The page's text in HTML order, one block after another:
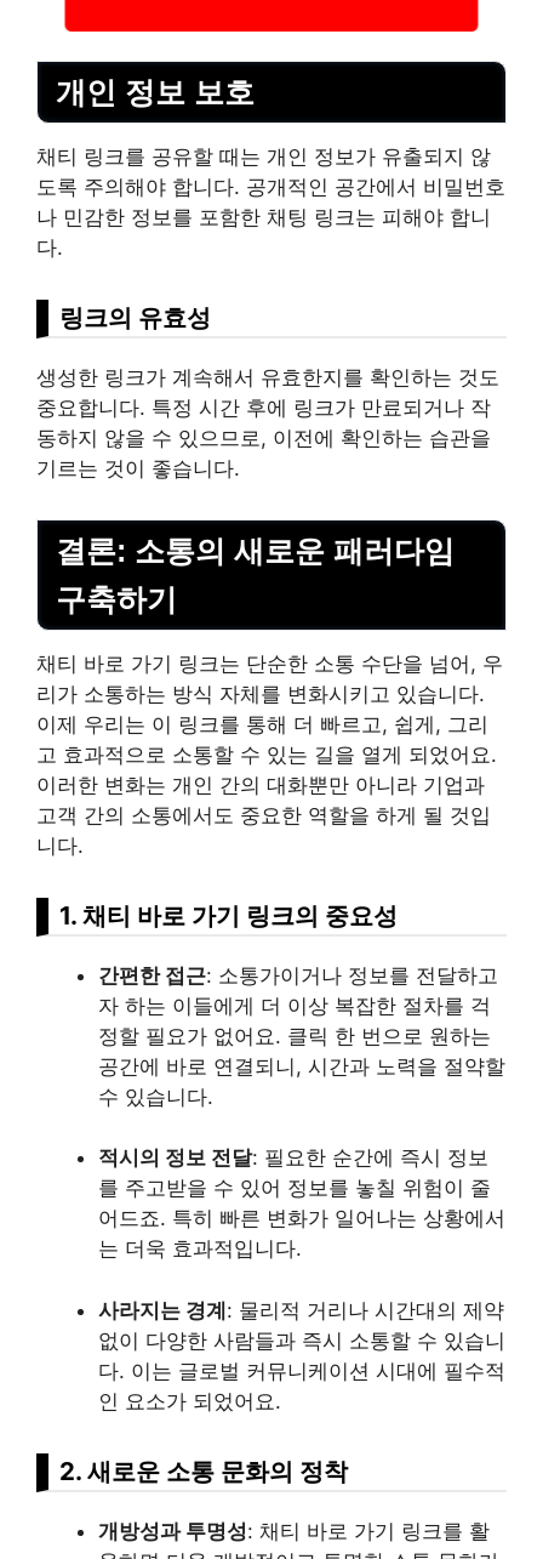
개인 정보 보호
채티 링크를 공유할 때는 개인 정보가 유출되지 않
도록 주의해야 합니다. 공개적인 공간에서 비밀번호
나 민감한 정보를 포함한 채팅 링크는 피해야 합니
다.
링크의 유효성
생성한 링크가 계속해서 유효한지를 확인하는 것도
중요합니다. 특정 시간 후에 링크가 만료되거나 작
동하지 않을 수 있으므로, 이전에 확인하는 습관을
기르는 것이 좋습니다.
결론: 소통의 새로운 패러다임
구축하기
채티 바로 가기 링크는 단순한 소통 수단을 넘어, 우
리가 소통하는 방식 자체를 변화시키고 있습니다.
이제 우리는 이 링크를 통해 더 빠르고, 쉽게, 그리
고 효과적으로 소통할 수 있는 길을 열게 되었어요.
이러한 변화는 개인 간의 대화뿐만 아니라 기업과
고객 간의 소통에서도 중요한 역할을 하게 될 것입
니다.
1. 채티 바로 가기 링크의 중요성
간편한 접근: 소통가이거나 정보를 전달하고
자 하는 이들에게 더 이상 복잡한 절차를 걱
정할 필요가 없어요. 클릭 한 번으로 원하는
공간에 바로 연결되니, 시간과 노력을 절약할
수 있습니다.
적시의 정보 전달: 필요한 순간에 즉시 정보
를 주고받을 수 있어 정보를 놓칠 위험이 줄
어드죠. 특히 빠른 변화가 일어나는 상황에서
는 더욱 효과적입니다.
사라지는 경계: 물리적 거리나 시간대의 제약
없이 다양한 사람들과 즉시 소통할 수 있습니
다. 이는 글로벌 커뮤니케이션 시대에 필수적
인 요소가 되었어요.
2. 새로운 소통 문화의 정착
개방성과 투명성: 채티 바로 가기 링크를 활